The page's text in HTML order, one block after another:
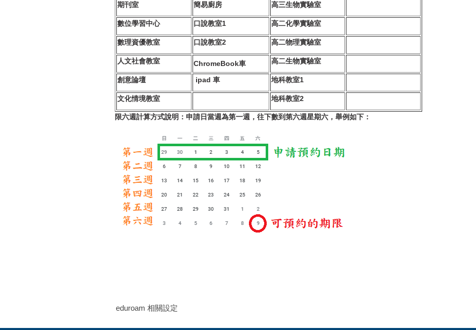
期刊室 簡易廚房 高三生物實驗室
數位學習中心 口說教室1 高二化學實驗室
數理資優教室 口說教室2 高二物理實驗室
人文社會教室 ChromeBook車 高二生物實驗室
創意論壇 ipad 車 地科教室1
文化情境教室 地科教室2
限六週計算方式說明：申請日當週為第一週，往下數到第六週星期六，舉例如下：
eduroam 相關設定